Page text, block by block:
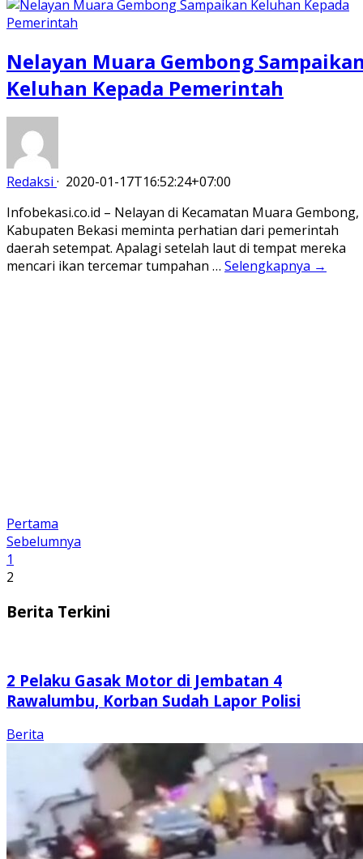
Nelayan Muara Gembong
Keluhan Kepada Pemerintah
Redaksi · 2020-01-17T16:52:24+07:00
Infobekasi.co.id – Nelayan di Kecamatan Muara Gembong,
Kabupaten Bekasi meminta perhatian dari pemerintah
daerah setempat. Apalagi setelah laut di tempat mereka
mencari ikan tercemar tumpahan … Selengkapnya →
Pertama
Sebelumnya
1
2
Berita Terkini
2 Pelaku Gasak Motor di Jembatan 4
Rawalumbu, Korban Sudah Lapor Polisi
Berita